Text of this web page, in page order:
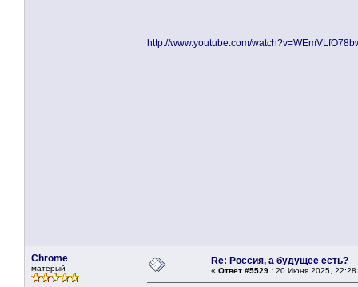
http://www.youtube.com/
Chrome
матерый
Re: Россия, а будущее есть?
« Ответ #5529 : 20 Июня 2025, 22:28